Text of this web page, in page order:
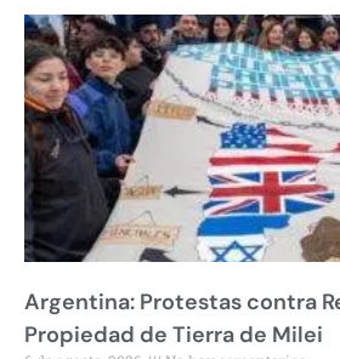
Argentina: Protestas contra
Propiedad de Tierra de Milei